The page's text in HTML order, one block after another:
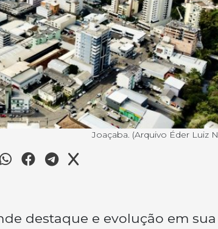
Joaçaba. (Arquivo Éder Luiz
destaque e evolução em sua